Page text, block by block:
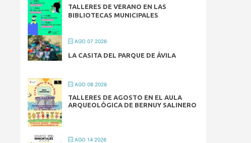
TALLERES DE VERANO EN LAS
BIBLIOTECAS MUNICIPALES
AGO 07 2026
LA CASITA DEL PARQUE DE ÁVILA
AGO 08 2026
TALLERES DE AGOSTO EN EL AULA
ARQUEOLÓGICA DE BERNUY SALINERO
AGO 14 2026